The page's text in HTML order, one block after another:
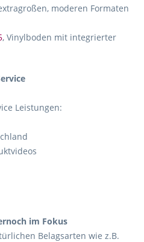
moderen Formaten
, Vinylboden mit integrierter
Leistungen:
im Fokus
Belagsarten wie z.B.